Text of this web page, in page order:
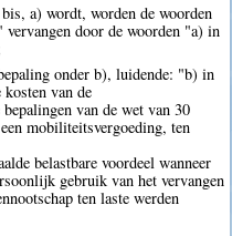
a) wordt, worden de woorden
door de woorden "a) in
onder b), luidende: "b) in
van de
van de wet van 30
mobiliteitsvergoeding, ten
belastbare voordeel wanneer
gebruik van het vervangen
ten laste werden